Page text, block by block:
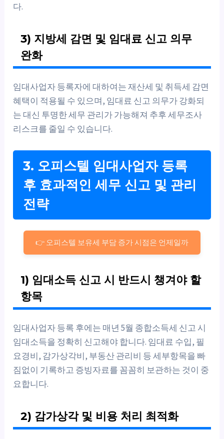
다.
3) 지방세 감면 및 임대료 신고 의무
완화
임대사업자 등록자에 대하여는 재산세 및 취득세 감면
혜택이 적용될 수 있으며, 임대료 신고 의무가 강화되
는 대신 투명한 세무 관리가 가능해져 추후 세무조사
리스크를 줄일 수 있습니다.
3. 오피스텔 임대사업자 등록
후 효과적인 세무 신고 및 관리
전략
👉 오피스텔 보유세 부담 증가 시점은 언제일까
1) 임대소득 신고 시 반드시 챙겨야 할
항목
임대사업자 등록 후에는 매년 5월 종합소득세 신고 시
임대소득을 정확히 신고해야 합니다. 임대료 수입, 필
요경비, 감가상각비, 부동산 관리비 등 세부항목을 빠
짐없이 기록하고 증빙자료를 꼼꼼히 보관하는 것이 중
요합니다.
2) 감가상각 및 비용 처리 최적화